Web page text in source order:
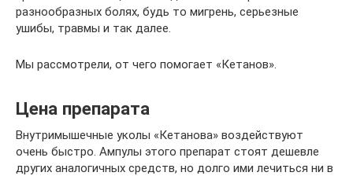
разнообразных болях, будь то мигрень, серьезные
ушибы, травмы и так далее.
Мы рассмотрели, от чего помогает «Кетанов».
Цена препарата
Внутримышечные уколы «Кетанова» воздействуют
очень быстро. Ампулы этого препарат стоят дешевле
других аналогичных средств, но долго ими лечиться ни в